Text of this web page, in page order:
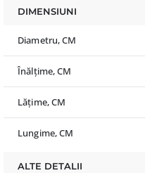
DIMENSIUNI
Diametru, CM
Înălțime, CM
Lățime, CM
Lungime, CM
ALTE DETALII